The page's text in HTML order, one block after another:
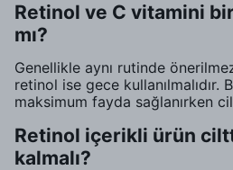
Retinol ve C vitamini
mı?
Genellikle aynı rutinde
retinol ise gece
maksimum fayda sağlanırken
Retinol içerikli ürün
kalmalı?